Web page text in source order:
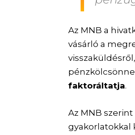
Az MNB a
vásárló a
faktoráltatja.
Az MNB
gyakorlatokkal